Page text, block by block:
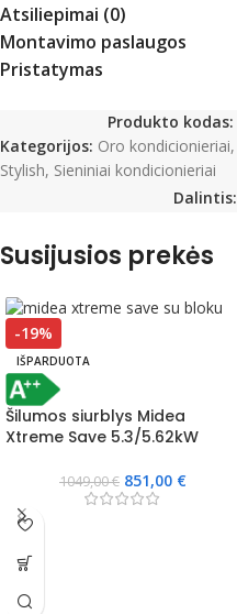
Atsiliepimai (0)
Montavimo paslaugos
Pristatymas
Produkto kodas:
Kategorijos: Oro kondicionieriai,
Stylish, Sieniniai kondicionieriai
Dalintis:
Susijusios prekės
-19%
IŠPARDUOTA
Šilumos siurblys Midea
Xtreme Save 5.3/5.62kW
1049,00€ 851,00 €